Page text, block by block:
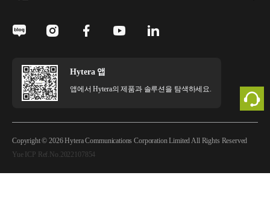
Hytera 앱
앱에서 Hytera의 제품과 솔루션을 탐색하세요.
Copyright © 2026 Hytera Communications Corporation Limited All Rights Reserved
Yue ICP Ref.No.2022107854